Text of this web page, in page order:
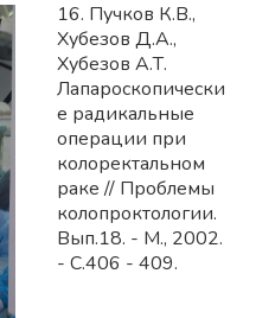
16. Пучков К.В.,
Хубезов Д.А.,
Хубезов А.Т.
Лапароскопически
е радикальные
операции при
колоректальном
раке // Проблемы
колопроктологии.
Вып.18. - М., 2002.
- С.406 - 409.